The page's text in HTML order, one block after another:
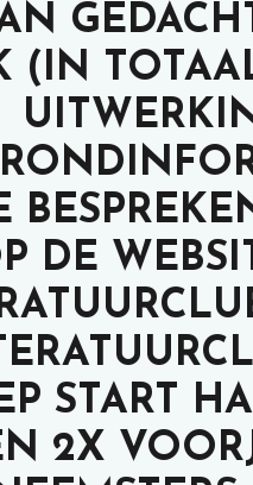
(IN
DE
START
2X